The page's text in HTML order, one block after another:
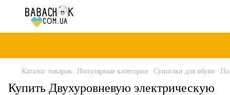
Каталог товаров Популярные категории Сушилки для обуви
Купить Двухуровневую электрическую